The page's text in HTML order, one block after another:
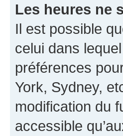
Les heures ne
Il est possible
celui dans
préférences
York, Sydney,
modification du
accessible